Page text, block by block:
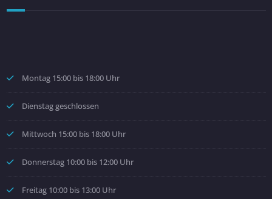
Montag 15:00 bis 18:00 Uhr
Dienstag geschlossen
Mittwoch 15:00 bis 18:00 Uhr
Donnerstag 10:00 bis 12:00 Uhr
Freitag 10:00 bis 13:00 Uhr